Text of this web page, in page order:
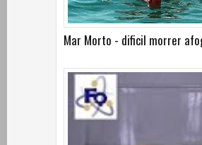
Mar Morto - dificil morrer